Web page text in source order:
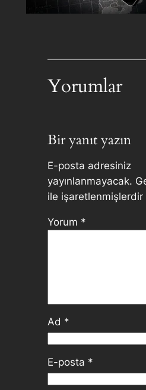
Yorumlar
Bir yanıt yazın
E-posta adresiniz
yayınlanmayacak.
ile işaretlenmişlerdir
Yorum *
Ad *
E-posta *